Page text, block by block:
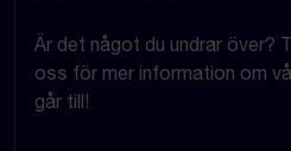
Är det något du undrar över?
oss för mer information om
går till!